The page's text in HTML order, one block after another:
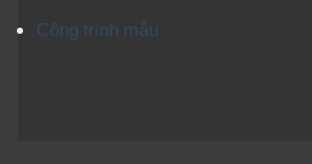
Công trình mẫu